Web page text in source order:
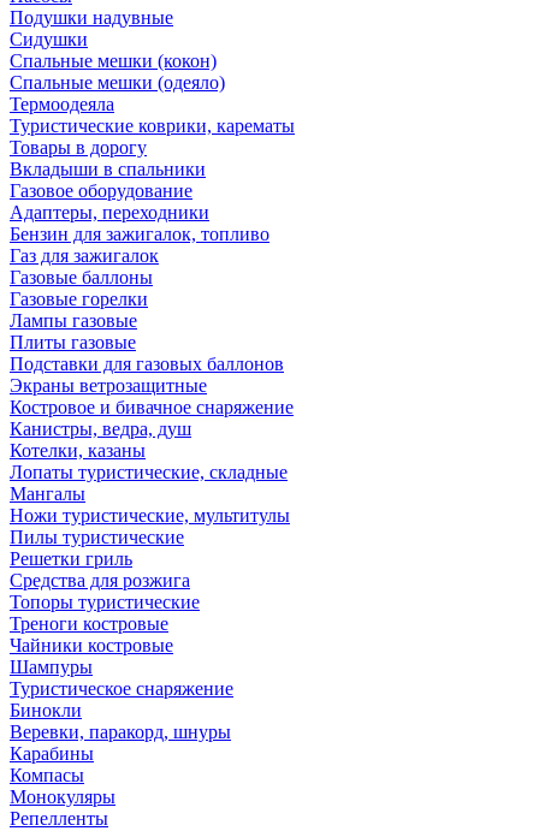
Подушки надувные
Сидушки
Спальные мешки (кокон)
Спальные мешки (одеяло)
Термоодеяла
Туристические коврики, карематы
Товары в дорогу
Вкладыши в спальники
Газовое оборудование
Адаптеры, переходники
Бензин для зажигалок, топливо
Газ для зажигалок
Газовые баллоны
Газовые горелки
Лампы газовые
Плиты газовые
Подставки для газовых баллонов
Экраны ветрозащитные
Костровое и бивачное снаряжение
Канистры, ведра, душ
Котелки, казаны
Лопаты туристические, складные
Мангалы
Ножи туристические, мультитулы
Пилы туристические
Решетки гриль
Средства для розжига
Топоры туристические
Треноги костровые
Чайники костровые
Шампуры
Туристическое снаряжение
Бинокли
Веревки, паракорд, шнуры
Карабины
Компасы
Монокуляры
Репелленты